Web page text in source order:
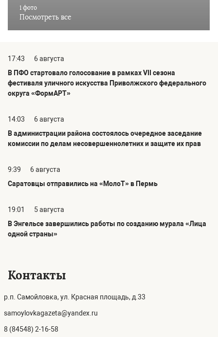
1 фото
Посмотреть все
17:43
6 августа
В ПФО стартовало голосование в рамках VII сезона
фестиваля уличного искусства Приволжского федерального
округа «ФормАРТ»
14:03
6 августа
В администрации района состоялось очередное заседание
комиссии по делам несовершеннолетних и защите их прав
9:39
6 августа
Саратовцы отправились на «МолоТ» в Пермь
19:01
5 августа
В Энгельсе завершились работы по созданию мурала «Лица
одной страны»
Контакты
р.п. Самойловка, ул. Красная площадь, д.33
samoylovkagazeta@yandex.ru
8 (84548) 2-16-58